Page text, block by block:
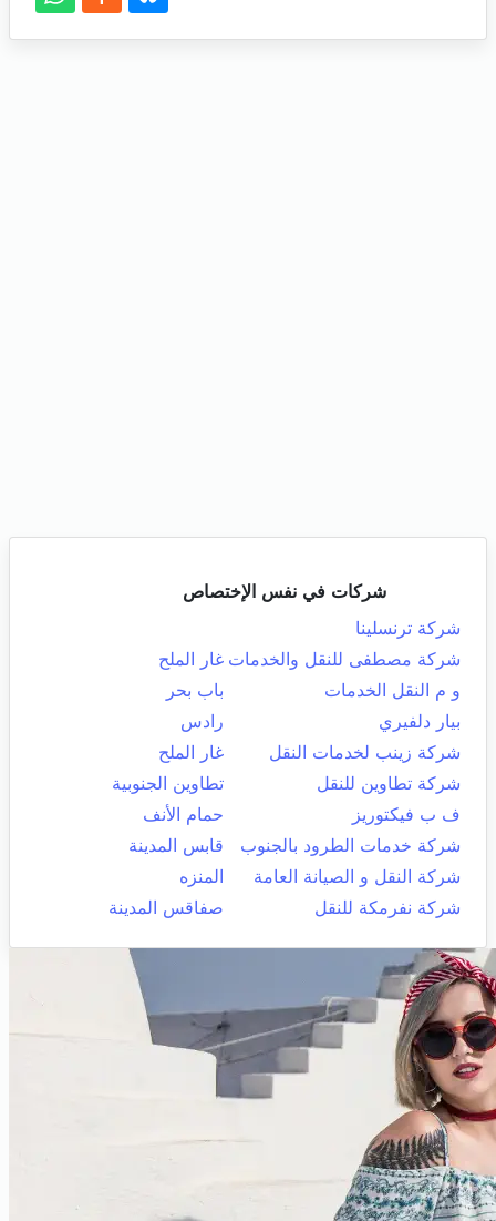
شركات في نفس الإختصاص
شركة ترنسلينا
شركة مصطفى للنقل والخدمات غار الملح
و م النقل الخدمات
باب بحر
بيار دلفيري
رادس
شركة زينب لخدمات النقل
غار الملح
شركة تطاوين للنقل
تطاوين الجنوبية
ف ب فيكتوريز
حمام الأنف
شركة خدمات الطرود بالجنوب
قابس المدينة
شركة النقل و الصيانة العامة
المنزه
شركة نفرمكة للنقل
صفاقس المدينة